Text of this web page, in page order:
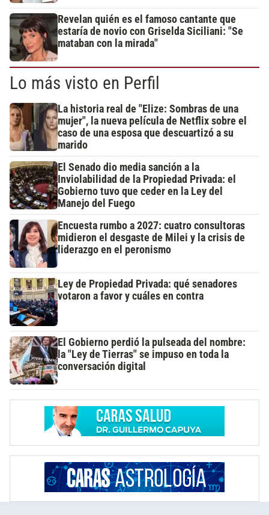
Revelan quién es el famoso cantante que
estaría de novio con Griselda Siciliani: "Se
mataban con la mirada"
Lo más visto en Perfil
La historia real de "Elize: Sombras de una
mujer", la nueva película de Netflix sobre el
caso de una esposa que descuartizó a su
marido
El Senado dio media sanción a la
Inviolabilidad de la Propiedad Privada: el
Gobierno tuvo que ceder en la Ley del
Manejo del Fuego
Encuesta rumbo a 2027: cuatro consultoras
midieron el desgaste de Milei y la crisis de
liderazgo en el peronismo
Ley de Propiedad Privada: qué senadores
votaron a favor y cuáles en contra
El Gobierno perdió la pulseada del nombre:
la "Ley de Tierras" se impuso en toda la
conversación digital